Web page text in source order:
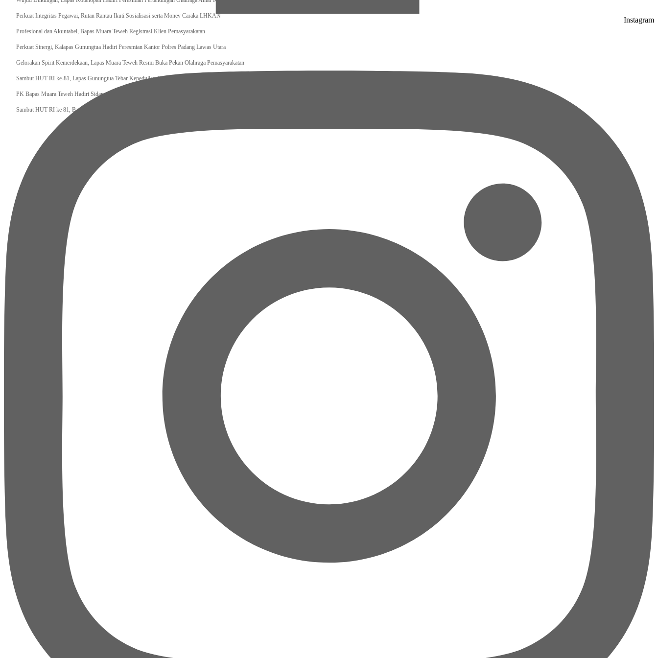
Perkuat Integritas Pegawai, Rutan Rantau Ikuti Sosialisasi serta Monev Caraka LHKAN
‎Profesional dan Akuntabel, Bapas Muara Teweh Registrasi Klien Pemasyarakatan
Perkuat Sinergi, Kalapas Gunungtua Hadiri Peresmian Kantor Polres Padang Lawas Utara
Gelorakan Spirit Kemerdekaan, Lapas Muara Teweh Resmi Buka Pekan Olahraga Pemasyarakatan
Sambut HUT RI ke-81, Lapas Gunungtua Tebar Kepedulian Lewat Bansos
‎PK Bapas Muara Teweh Hadiri Sidang TPP di Lapas Muara Teweh Bersama Kanwil Ditjenpas Kalteng
‎Sambut HUT RI ke 81, Bapas Muara Teweh Gelar Bakti Sosial ke Panti Asuhan
Instagram